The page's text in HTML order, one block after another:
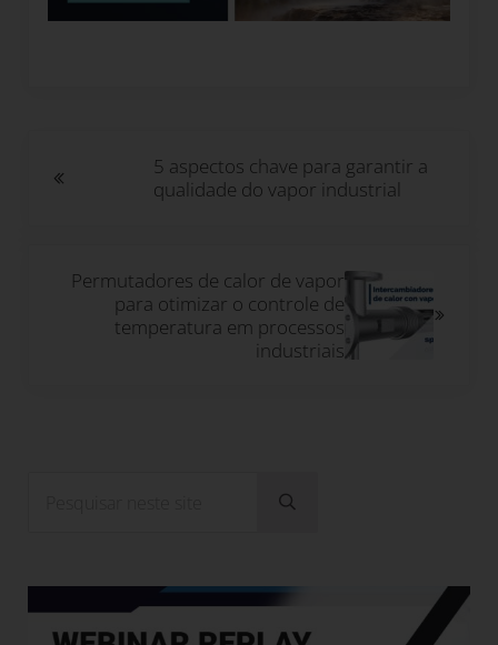
5 aspectos chave para garantir a
qualidade do vapor industrial
Permutadores de calor de vapor
para otimizar o controle de
temperatura em processos
industriais
Submeter pesquisa